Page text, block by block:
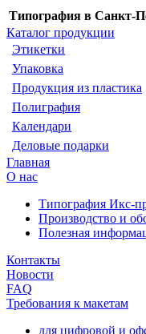
Типография в Санкт-
Каталог продукции
Этикетки
Упаковка
Продукция из пластика
Полиграфия
Календари
Деловые подарки
Главная
О нас
Типография Икс-
Производство и
Полезная
Контакты
Новости
FAQ
Требования к макетам
для цифровой и